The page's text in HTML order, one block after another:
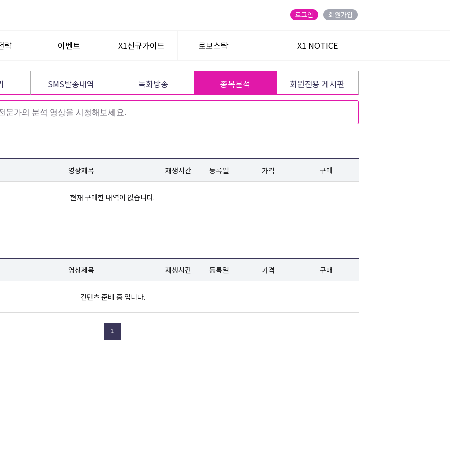
로그인 회원가입
략
슈
이벤트
공지사항
X1신규가이드
WHY? X1
신규가입혜택
로보스탁
로보퀀트
X1 NOTICE
SMS발송내역 녹화방송 종목분석 회원전용 게시판
영상제목 재생시간 등록일 가격 구매
현재 구매한 내역이 없습니다.
영상제목 재생시간 등록일 가격 구매
컨텐츠 준비 중 입니다.
1